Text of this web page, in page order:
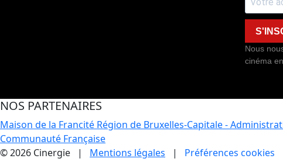
Nous
cinéma
NOS PARTENAIRES
Maison de la Francité Région de Bruxelles-Capitale -
Communauté Française
© 2026 Cinergie | Mentions légales | Préférences cookies